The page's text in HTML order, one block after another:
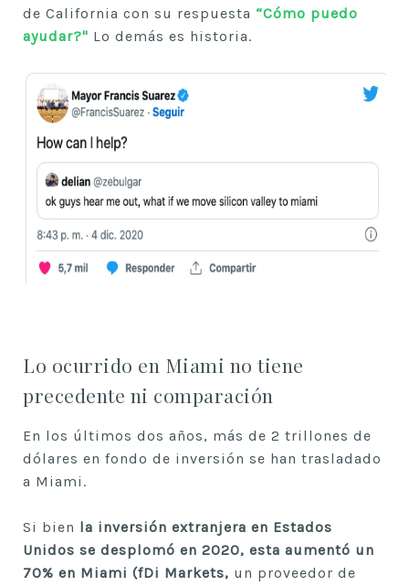
de California con su respuesta “Cómo puedo
ayudar?" Lo demás es historia.
Lo ocurrido en Miami no tiene
precedente ni comparación
En los últimos dos años, más de 2 trillones de
dólares en fondo de inversión se han trasladado
a Miami.
Si bien la inversión extranjera en Estados
Unidos se desplomó en 2020, esta aumentó un
70% en Miami (fDi Markets, un proveedor de